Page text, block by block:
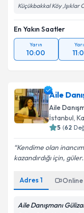
Küçükbakkal Köy ,Işıklar
En Yakın Saatler
Yarın
10:00
Aile
Aile
İstanbul,
5 (62
Kendime olan
kazandırdığı için,
Adres 1
Aile Danışmanı